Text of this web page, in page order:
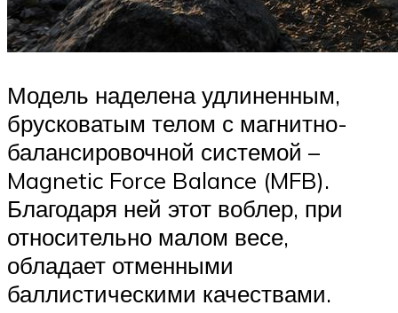
Модель наделена удлиненным,
брусковатым телом с магнитно-
балансировочной системой –
Magnetic Force Balance (MFB).
Благодаря ней этот воблер, при
относительно малом весе,
обладает отменными
баллистическими качествами.